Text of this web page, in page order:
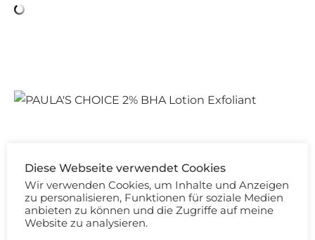
Hautpflege Favoriten 2020 – Treatments
Diese Webseite verwendet Cookies
Wir verwenden Cookies, um Inhalte und Anzeigen
zu personalisieren, Funktionen für soziale Medien
anbieten zu können und die Zugriffe auf meine
Website zu analysieren.